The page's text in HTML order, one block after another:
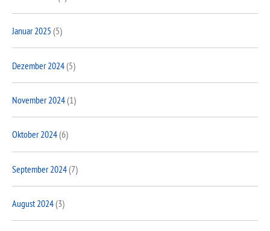
Januar 2025 (5)
Dezember 2024(5)
November 2024(1)
Oktober 2024(6)
September 2024(7)
August 2024(3)